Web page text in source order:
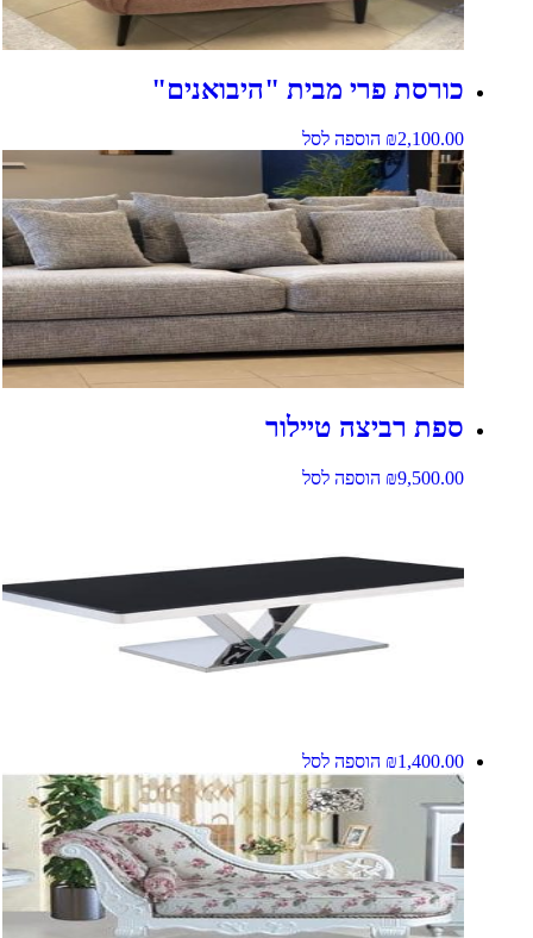
כורסת פרי מבית "היבואנים"
₪2,100.00 הוספה לסל
ספת רביצה טיילור
₪9,500.00 הוספה לסל
₪ 1,400.00 הוספה לסל